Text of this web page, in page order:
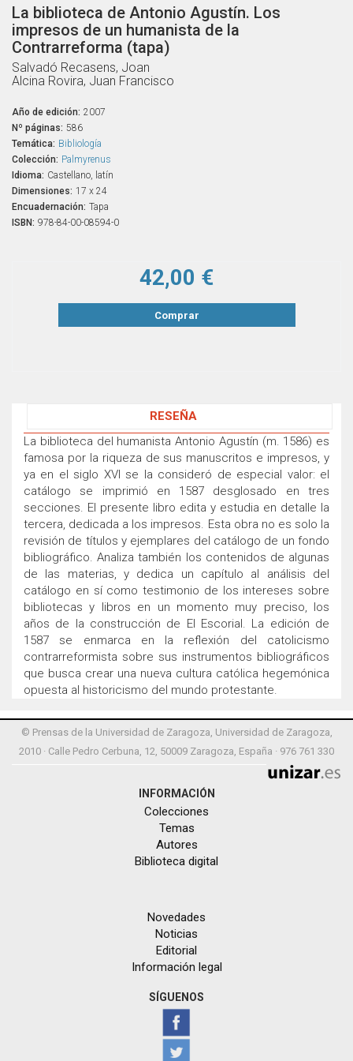
La biblioteca de Antonio Agustín. Los
impresos de un humanista de la
Contrarreforma (tapa)
Salvadó Recasens, Joan
Alcina Rovira, Juan Francisco
Año de edición: 2007
Nº páginas: 586
Temática: Bibliología
Colección: Palmyrenus
Idioma: Castellano, latín
Dimensiones: 17 x 24
Encuadernación: Tapa
ISBN: 978-84-00-08594-0
42,00 €
Comprar
RESEÑA
La biblioteca del humanista Antonio Agustín (m. 1586) es
famosa por la riqueza de sus manuscritos e impresos, y
ya en el siglo XVI se la consideró de especial valor: el
catálogo se imprimió en 1587 desglosado en tres
secciones. El presente libro edita y estudia en detalle la
tercera, dedicada a los impresos. Esta obra no es solo la
revisión de títulos y ejemplares del catálogo de un fondo
bibliográfico. Analiza también los contenidos de algunas
de las materias, y dedica un capítulo al análisis del
catálogo en sí como testimonio de los intereses sobre
bibliotecas y libros en un momento muy preciso, los
años de la construcción de El Escorial. La edición de
1587 se enmarca en la reflexión del catolicismo
contrarreformista sobre sus instrumentos bibliográficos
que busca crear una nueva cultura católica hegemónica
opuesta al historicismo del mundo protestante.
© Prensas de la Universidad de Zaragoza, Universidad de Zaragoza,
2010 · Calle Pedro Cerbuna, 12, 50009 Zaragoza, España · 976 761 330
INFORMACIÓN
Colecciones
Temas
Autores
Biblioteca digital
Novedades
Noticias
Editorial
Información legal
SÍGUENOS